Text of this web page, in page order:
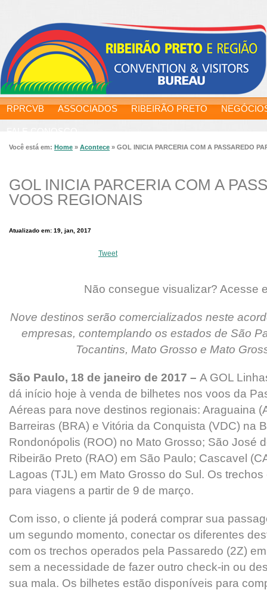
RPRCVB ASSOCIADOS RIBEIRÃO PRETO
Você está em: Home » Acontece » GOL INICIA PARCERIA COM A PASSAREDO
GOL INICIA PARCERIA COM A
VOOS REGIONAIS
Atualizado em: 19, jan, 2017
Tweet
Não consegue visualizar? Acesse
Nove destinos serão comercializados neste
empresas, contemplando os estados de São
Tocantins, Mato Grosso e Mato
São Paulo, 18 de janeiro de 2017 – A GOL
dá início hoje à venda de bilhetes nos voos da
Aéreas para nove destinos regionais: Araguaina
Barreiras (BRA) e Vitória da Conquista (VDC) na
Rondonópolis (ROO) no Mato Grosso; São José
Ribeirão Preto (RAO) em São Paulo; Cascavel
Lagoas (TJL) em Mato Grosso do Sul. Os
para viagens a partir de 9 de março.
Com isso, o cliente já poderá comprar sua
um segundo momento, conectar os diferentes
com os trechos operados pela Passaredo (2Z)
sem a necessidade de fazer outro check-in ou
sua mala. Os bilhetes estão disponíveis para